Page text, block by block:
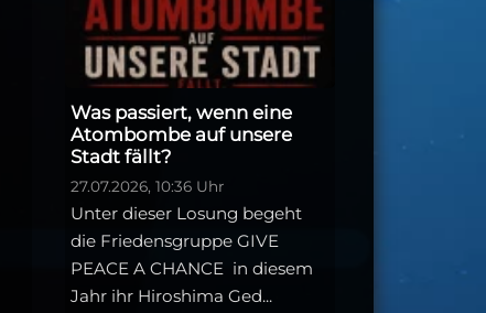
Was passiert, wenn eine
Atombombe auf unsere
Stadt fällt?
27.07.2026, 10:36 Uhr
Unter dieser Losung begeht
die Friedensgruppe GIVE
PEACE A CHANCE in diesem
Jahr ihr Hiroshima Ged...